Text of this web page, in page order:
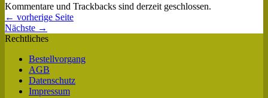
Kommentare und Trackbacks sind derzeit geschlossen.
← vorherige Seite
Nächste →
Rechtliches
Bestellvorgang
AGB
Datenschutz
Impressum